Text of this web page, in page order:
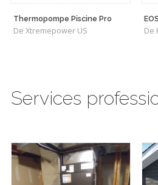
Thermopompe Piscine Pro
De Xtremepower US De
Services